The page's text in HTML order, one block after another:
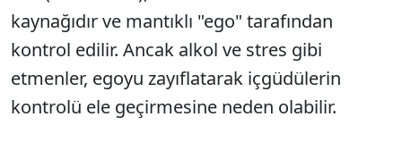
kaynağıdır ve mantıklı "ego" tarafından
kontrol edilir. Ancak alkol ve stres gibi
etmenler, egoyu zayıflatarak içgüdülerin
kontrolü ele geçirmesine neden olabilir.